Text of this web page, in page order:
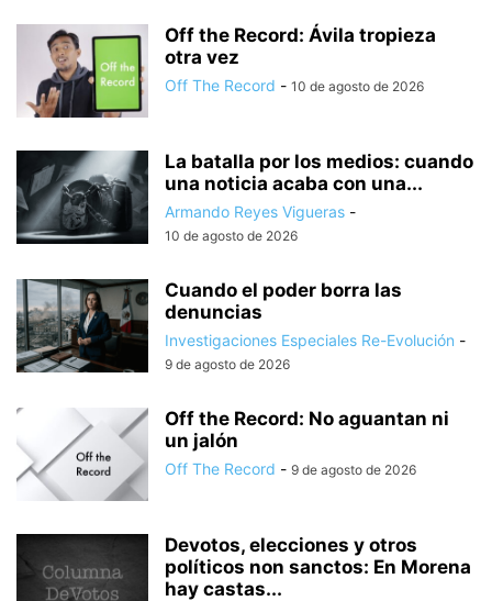
Off the Record: Ávila tropieza
otra vez
Off The Record - 10 de agosto de 2026
La batalla por los medios: cuando
una noticia acaba con una...
Armando Reyes Vigueras -
10 de agosto de 2026
Cuando el poder borra las
denuncias
Investigaciones Especiales Re-Evolución -
9 de agosto de 2026
Off the Record: No aguantan ni
un jalón
Off The Record - 9 de agosto de 2026
Devotos, elecciones y otros
políticos non sanctos: En Morena
hay castas...